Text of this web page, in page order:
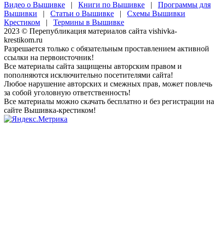
Видео о Вышивке | Книги по Вышивке | Программы для
Вышивки | Статьи о Вышивке | Схемы Вышивки
Крестиком | Термины в Вышивке
2023 © Перепубликация материалов сайта vishivka-
krestikom.ru
Разрешается только с обязательным проставлением активной
ссылки на первоисточник!
Все материалы сайта защищены авторским правом и
пополняются исключительно посетителями сайта!
Любое нарушение авторских и смежных прав, может повлечь
за собой уголовную ответственность!
Все материалы можно скачать бесплатно и без регистрации на
сайте Вышивка-крестиком!